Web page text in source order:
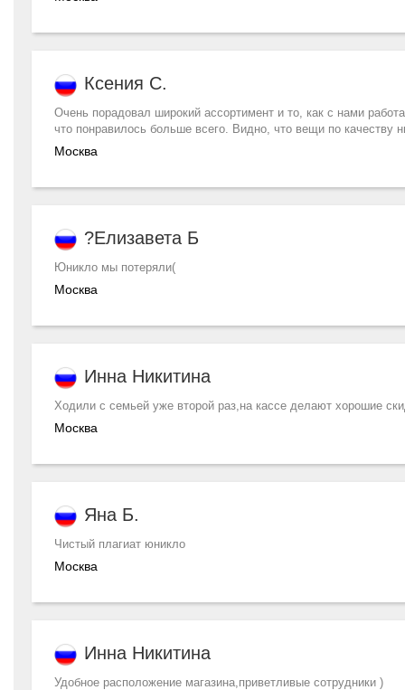
Ксения С.
Очень порадовал широкий ассортимент и то, как с нами
что понравилось больше всего. Видно, что вещи по качеству
Москва
?Елизавета Б
Юникло мы потеряли(
Москва
Инна Никитина
Ходили с семьей уже второй раз,на кассе делают хорошие
Москва
Яна Б.
Чистый плагиат юникло
Москва
Инна Никитина
Удобное расположение магазина,приветливые сотрудники )